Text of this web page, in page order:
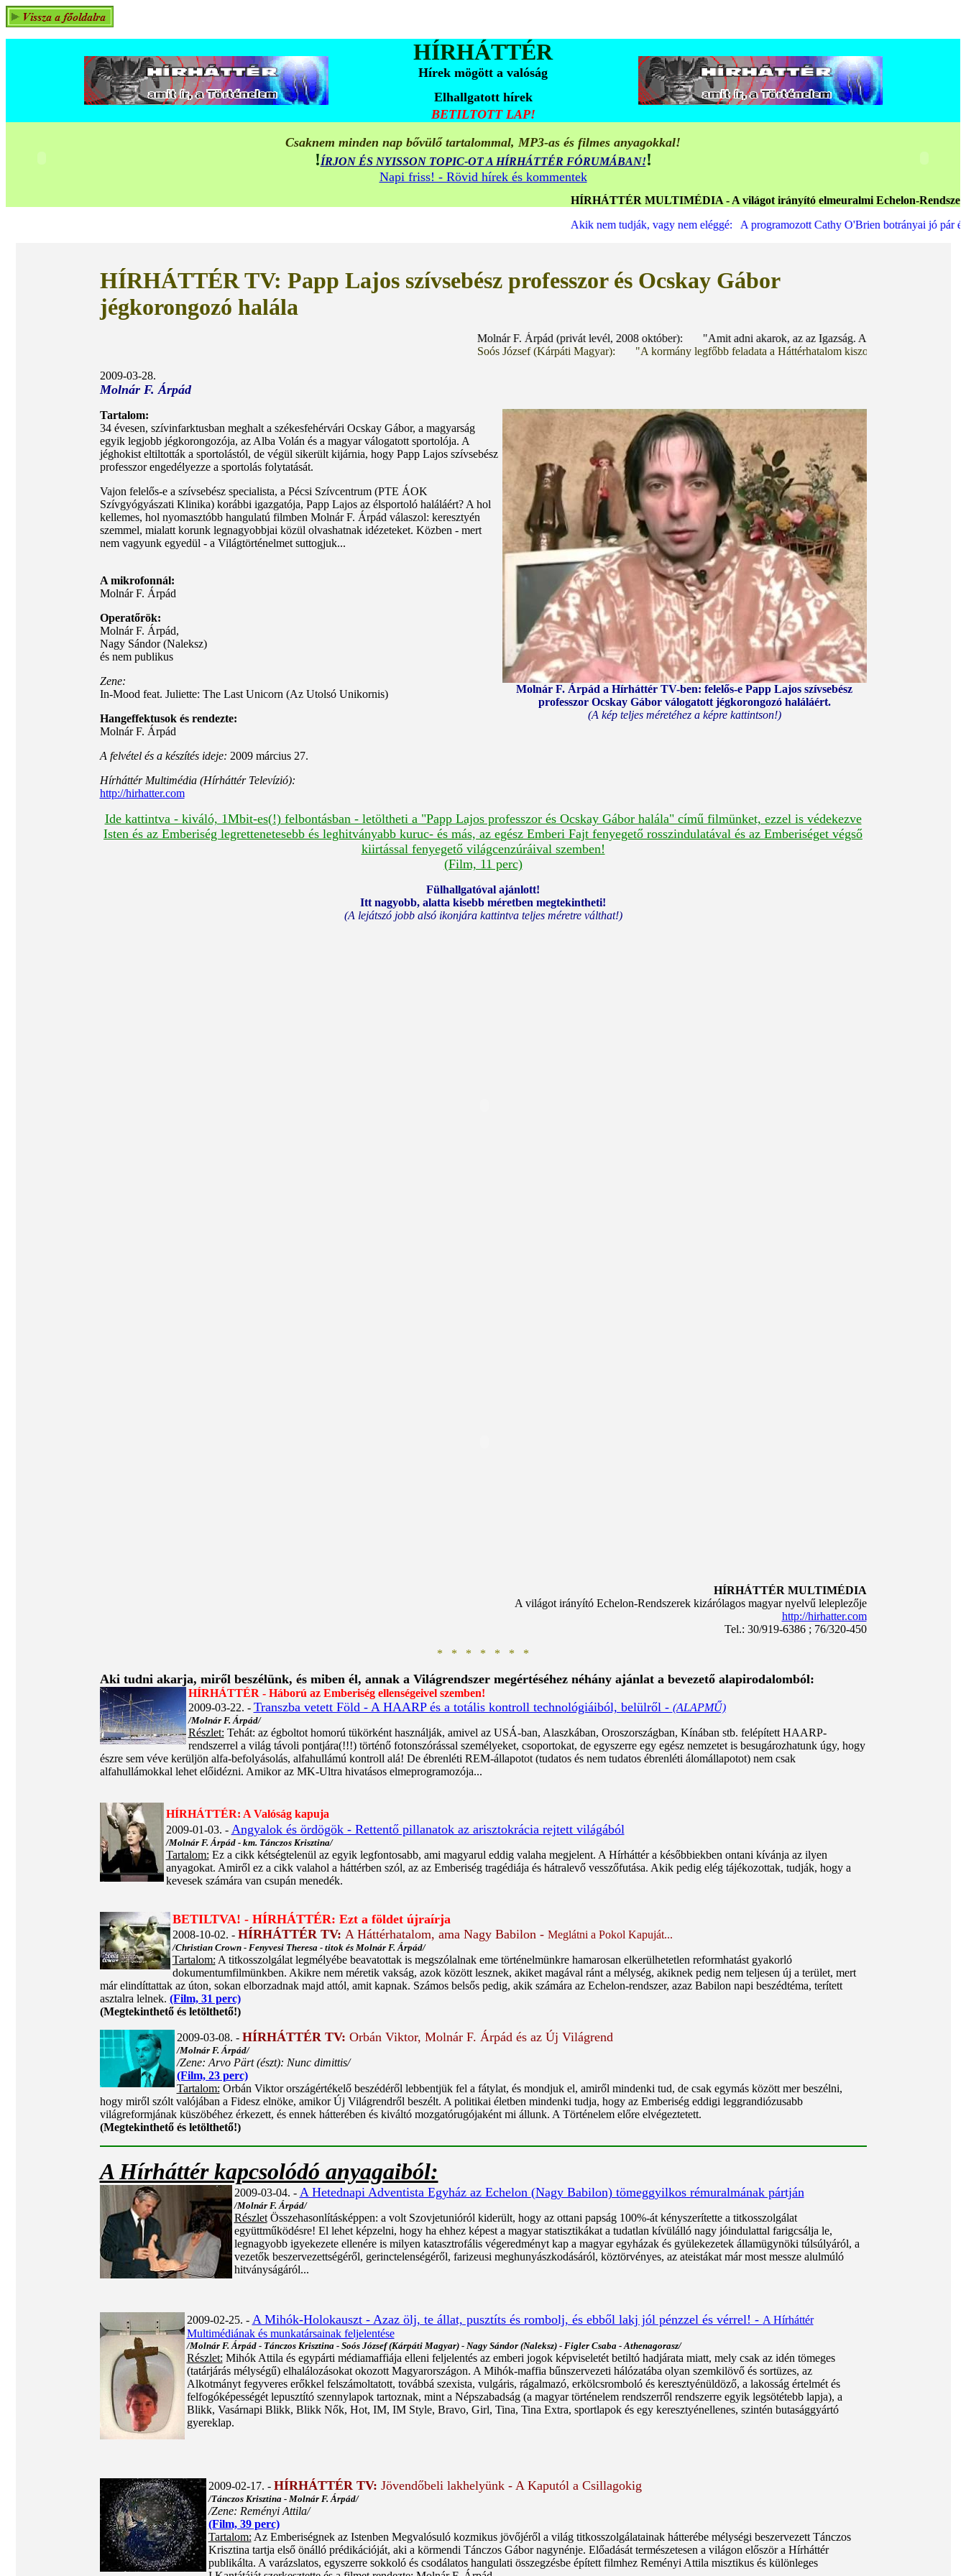
HÍRHÁTTÉR
Hírek mögött a valóság
Elhallgatott hírek
BETILTOTT LAP!
Csaknem minden nap bővülő tartalommal, MP3-as és filmes anyagokkal!
!ÍRJON ÉS NYISSON TOPIC-OT A HÍRHÁTTÉR FÓRUMÁBAN!!
Napi friss! - Rövid hírek és kommentek
HÍRHÁTTÉR MULTIMÉDIA - A világot irányító elmeuralmi Echelon-Rendszer
Akik nem tudják, vagy nem eléggé: A programozott Cathy O'Brien botrányai jó pár
HÍRHÁTTÉR TV: Papp Lajos szívsebész professzor és Ocskay Gábor
jégkorongozó halála
Molnár F. Árpád (privát levél, 2008 október): "Amit adni akarok, az az Igazság. Aztán - mert másként nem
Soós József (Kárpáti Magyar): "A kormány legfőbb feladata a Háttérhatalom kiszolgálása! Vagyis
2009-03-28.
Molnár F. Árpád
Molnár F. Árpád a Hírháttér TV-ben: felelős-e Papp Lajos szívsebész
professzor Ocskay Gábor válogatott jégkorongozó haláláért.
(A kép teljes méretéhez a képre kattintson!)
Tartalom:
34 évesen, szívinfarktusban meghalt a székesfehérvári Ocskay Gábor, a magyarság
egyik legjobb jégkorongozója, az Alba Volán és a magyar válogatott sportolója. A
jéghokist eltiltották a sportolástól, de végül sikerült kijárnia, hogy Papp Lajos szívsebész
professzor engedélyezze a sportolás folytatását.
Vajon felelős-e a szívsebész specialista, a Pécsi Szívcentrum (PTE ÁOK
Szívgyógyászati Klinika) korábbi igazgatója, Papp Lajos az élsportoló haláláért? A hol
kellemes, hol nyomasztóbb hangulatú filmben Molnár F. Árpád válaszol: keresztyén
szemmel, mialatt korunk legnagyobbjai közül olvashatnak idézeteket. Közben - mert
nem vagyunk egyedül - a Világtörténelmet suttogjuk...
A mikrofonnál:
Molnár F. Árpád
Operatőrök:
Molnár F. Árpád,
Nagy Sándor (Naleksz)
és nem publikus
Zene:
In-Mood feat. Juliette: The Last Unicorn (Az Utolsó Unikornis)
Hangeffektusok és rendezte:
Molnár F. Árpád
A felvétel és a készítés ideje: 2009 március 27.
Hírháttér Multimédia (Hírháttér Televízió):
http://hirhatter.com
Ide kattintva - kiváló, 1Mbit-es(!) felbontásban - letöltheti a "Papp Lajos professzor és Ocskay Gábor halála" című filmünket, ezzel is védekezve
Isten és az Emberiség legrettenetesebb és leghitványabb kuruc- és más, az egész Emberi Fajt fenyegető rosszindulatával és az Emberiséget végső
kiirtással fenyegető világcenzúráival szemben!
(Film, 11 perc)
Fülhallgatóval ajánlott!
Itt nagyobb, alatta kisebb méretben megtekintheti!
(A lejátszó jobb alsó ikonjára kattintva teljes méretre válthat!)
HÍRHÁTTÉR MULTIMÉDIA
A világot irányító Echelon-Rendszerek kizárólagos magyar nyelvű leleplezője
http://hirhatter.com
Tel.: 30/919-6386 ; 76/320-450
* * * * * * *
Aki tudni akarja, miről beszélünk, és miben él, annak a Világrendszermegértéséhez néhány ajánlat a bevezető alapirodalomból:
HÍRHÁTTÉR - Háború az Emberiség ellenségeivel szemben!
2009-03-22. - Transzba vetett Föld - A HAARP és a totális kontroll technológiáiból, belülről - (ALAPMŰ)
/Molnár F. Árpád/
Részlet: Tehát: az égboltot homorú tükörként használják, amivel az USÁ-ban, Alaszkában, Oroszországban, Kínában stb. felépített HAARP-
rendszerrel a világ távoli pontjára(!!!) történő fotonszórással személyeket, csoportokat, de egyszerre egy egész nemzetet is besugározhatunk úgy, hogy
észre sem véve kerüljön alfa-befolyásolás, alfahullámú kontroll alá! De ébrenléti REM-állapotot (tudatos és nem tudatos ébrenléti álomállapotot) nem csak
alfahullámokkal lehet előidézni. Amikor az MK-Ultra hivatásos elmeprogramozója...
HÍRHÁTTÉR: A Valóság kapuja
2009-01-03. - Angyalok és ördögök - Rettentő pillanatok az arisztokrácia rejtett világából
/Molnár F. Árpád - km. Tánczos Krisztina/
Tartalom: Ez a cikk kétségtelenül az egyik legfontosabb, ami magyarul eddig valaha megjelent. A Hírháttér a későbbiekben ontani kívánja az ilyen
anyagokat. Amiről ez a cikk valahol a háttérben szól, az az Emberiség tragédiája és hátralevő vesszőfutása. Akik pedig elég tájékozottak, tudják, hogy a
kevesek számára van csupán menedék.
BETILTVA! - HÍRHÁTTÉR: Ezt a földet újraírja
2008-10-02. - HÍRHÁTTÉR TV: A Háttérhatalom, ama Nagy Babilon - Meglátni a Pokol Kapuját...
/Christian Crown - Fenyvesi Theresa - titok és Molnár F. Árpád/
Tartalom: A titkosszolgálat legmélyébe beavatottak is megszólalnak eme történelmünkre hamarosan elkerülhetetlen reformhatást gyakorló
dokumentumfilmünkben. Akikre nem méretik vakság, azok között lesznek, akiket magával ránt a mélység, akiknek pedig nem teljesen új a terület, mert
már elindíttattak az úton, sokan elborzadnak majd attól, amit kapnak. Számos belsős pedig, akik számára az Echelon-rendszer, azaz Babilon napi beszédtéma, terített
asztalra lelnek. (Film, 31 perc)
(Megtekinthető és letölthető!)
2009-03-08. - HÍRHÁTTÉR TV: Orbán Viktor, Molnár F. Árpád és az Új Világrend
/Molnár F. Árpád/
/Zene: Arvo Pärt (észt): Nunc dimittis/
(Film, 23 perc)
Tartalom: Orbán Viktor országértékelő beszédéről lebbentjük fel a fátylat, és mondjuk el, amiről mindenki tud, de csak egymás között mer beszélni,
hogy miről szólt valójában a Fidesz elnöke, amikor Új Világrendről beszélt. A politikai életben mindenki tudja, hogy az Emberiség eddigi leggrandiózusabb
világreformjának küszöbéhez érkezett, és ennek hátterében és kiváltó mozgatórugójaként mi állunk. A Történelem előre elvégeztetett.
(Megtekinthető és letölthető!)
A Hírháttér kapcsolódó anyagaiból:
2009-03-04. - A Hetednapi Adventista Egyház az Echelon (Nagy Babilon) tömeggyilkos rémuralmának pártján
/Molnár F. Árpád/
RészletÖsszehasonlításképpen: a volt Szovjetunióról kiderült, hogy az ottani papság 100%-át kényszerítette a titkosszolgálat
együttműködésre! El lehet képzelni, hogy ha ehhez képest a magyar statisztikákat a tudatlan kívülálló nagy jóindulattal farigcsálja le,
legnagyobb igyekezete ellenére is milyen katasztrofális végeredményt kap a magyar egyházak és gyülekezetek államügynöki túlsúlyáról, a
vezetők beszervezettségéről, gerinctelenségéről, farizeusi meghunyászkodásáról, köztörvényes, az ateistákat már most messze alulmúló
hitványságáról...
2009-02-25. - A Mihók-Holokauszt - Azaz ölj, te állat, pusztíts és rombolj, és ebből lakj jól pénzzel és vérrel! - A Hírháttér
Multimédiának és munkatársainak feljelentése
/Molnár F. Árpád - Tánczos Krisztina - Soós József (Kárpáti Magyar) - Nagy Sándor (Naleksz) - Figler Csaba - Athenagorasz/
Részlet: Mihók Attila és egypárti médiamaffiája elleni feljelentés az emberi jogok képviseletét betiltó hadjárata miatt, mely csak az idén tömeges
(tatárjárás mélységű) elhalálozásokat okozott Magyarországon. A Mihók-maffia bűnszervezeti hálózatába olyan szemkilövő és sortüzes, az
Alkotmányt fegyveres erőkkel felszámoltatott, továbbá szexista, vulgáris, rágalmazó, erkölcsromboló és keresztyénüldöző, a lakosság értelmét és
felfogóképességét lepusztító szennylapok tartoznak, mint a Népszabadság (a magyar történelem rendszerről rendszerre egyik legsötétebb lapja), a
Blikk, Vasárnapi Blikk, Blikk Nők, Hot, IM, IM Style, Bravo, Girl, Tina, Tina Extra, sportlapok és egy keresztyénellenes, szintén butasággyártó
gyereklap.
2009-02-17. - HÍRHÁTTÉR TV: Jövendőbeli lakhelyünk - A Kaputól a Csillagokig
/Tánczos Krisztina - Molnár F. Árpád/
/Zene: Reményi Attila/
(Film, 39 perc)
Tartalom: Az Emberiségnek az Istenben Megvalósuló kozmikus jövőjéről a világ titkosszolgálatainak hátterébe mélységi beszervezett Tánczos
Krisztina tartja első önálló prédikációját, aki a körmendi Tánczos Gábor nagynénje. Előadását természetesen a világon először a Hírháttér
publikálta. A varázslatos, egyszerre sokkoló és csodálatos hangulati összegzésbe épített filmhez Reményi Attila misztikus és különleges